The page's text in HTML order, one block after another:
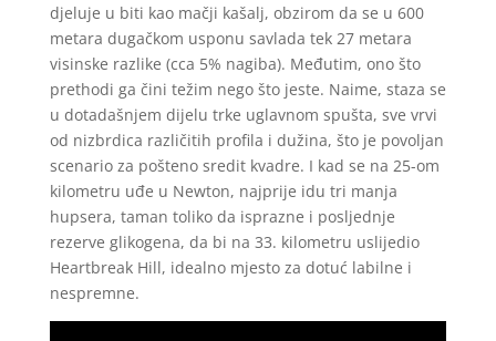
djeluje u biti kao mačji kašalj, obzirom da se u 600
metara dugačkom usponu savlada tek 27 metara
visinske razlike (cca 5% nagiba). Međutim, ono što
prethodi ga čini težim nego što jeste. Naime, staza se
u dotadašnjem dijelu trke uglavnom spušta, sve vrvi
od nizbrdica različitih profila i dužina, što je povoljan
scenario za pošteno sredit kvadre. I kad se na 25-om
kilometru uđe u Newton, najprije idu tri manja
hupsera, taman toliko da isprazne i posljednje
rezerve glikogena, da bi na 33. kilometru uslijedio
Heartbreak Hill, idealno mjesto za dotuć labilne i
nespremne.